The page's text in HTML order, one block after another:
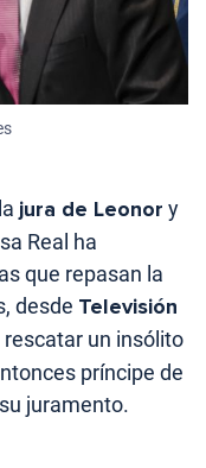
jura de Leonor y
Real ha
que repasan la
desde Televisión
un insólito
príncipe de
juramento.